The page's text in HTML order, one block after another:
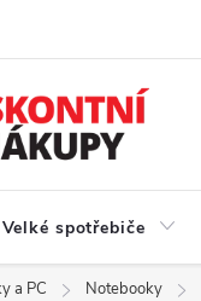
Velké spotřebiče
a PC Notebooky